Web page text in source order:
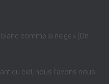
comme la neige » (Dn
du ciel, nous l’avons nous-